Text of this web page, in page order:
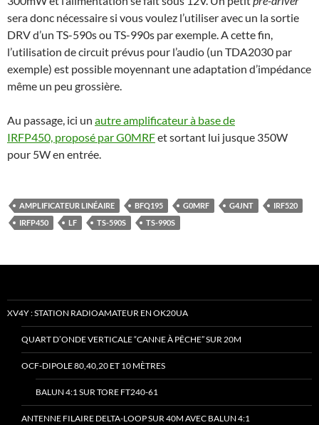
sera donc nécessaire si vous voulez l’utiliser avec un la sortie
DRV d’un TS-590s ou TS-990s par exemple. A cette fin,
l’utilisation de circuit prévus pour l’audio (un TDA2030 par
exemple) est possible moyennant une adaptation d’impédance
même un peu grossière.
Au passage, ici un autre amplificateur à base de
IRFP450, proposé par G0MRFet sortant lui jusque 350W
pour 5W en entrée.
AMPLIFICATEUR LINÉAIRE BFQ195 G0MRF G4JNT
IRF520
IRFP450
LF TS-590S TS-990S
XV4Y : STATION RADIOAMATEUR EN OK20UA
QUART D’ONDE VERTICALE “CANNE À PÊCHE” SUR 20M
OCF-DIPOLE 80,40,20 ET 10 MÈTRES
BALUN 4:1 SUR TORE FT240-61
ANTENNE FILAIRE DELTA-LOOP SUR 40M AVEC BALUN 4:1